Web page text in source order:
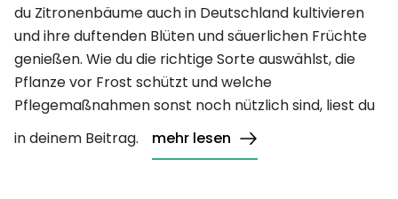
du Zitronenbäume auch in Deutschland kultivieren
und ihre duftenden Blüten und säuerlichen Früchte
genießen. Wie du die richtige Sorte auswählst, die
Pflanze vor Frost schützt und welche
Pflegemaßnahmen sonst noch nützlich sind, liest du
in deinem Beitrag.
mehr lesen